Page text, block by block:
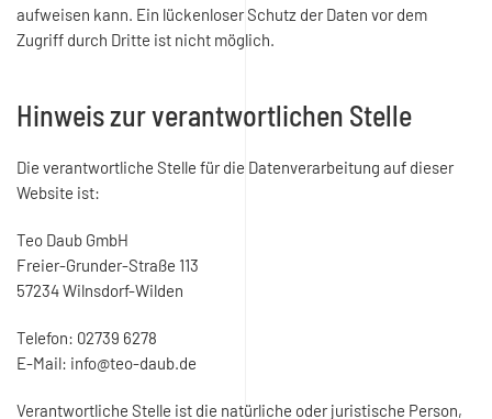
aufweisen kann. Ein lückenloser Schutz der Daten vor dem
Zugriff durch Dritte ist nicht möglich.
Hinweis zur verantwortlichen Stelle
Die verantwortliche Stelle für die Datenverarbeitung auf dieser
Website ist:
Teo Daub GmbH
Freier-Grunder-Straße 113
57234 Wilnsdorf-Wilden
Telefon: 02739 6278
E-Mail: info@teo-daub.de
Verantwortliche Stelle ist die natürliche oder juristische Person,